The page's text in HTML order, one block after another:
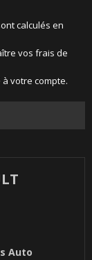
calculés en
vos frais de
votre compte.
Auto